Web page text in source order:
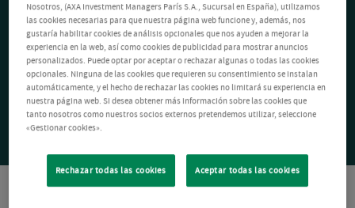
Nosotros, (AXA Investment Managers París S.A., Sucursal en España), utilizamos
las cookies necesarias para que nuestra página web funcione y, además, nos
gustaría habilitar cookies de análisis opcionales que nos ayuden a mejorar la
experiencia en la web, así como cookies de publicidad para mostrar anuncios
personalizados. Puede optar por aceptar o rechazar algunas o todas las cookies
opcionales. Ninguna de las cookies que requieren su consentimiento se instalan
automáticamente, y el hecho de rechazar las cookies no limitará su experiencia en
nuestra página web. Si desea obtener más información sobre las cookies que
tanto nosotros como nuestros socios externos pretendemos utilizar, seleccione
«Gestionar cookies».
Rechazar todas las cookies Aceptar todas las cookies